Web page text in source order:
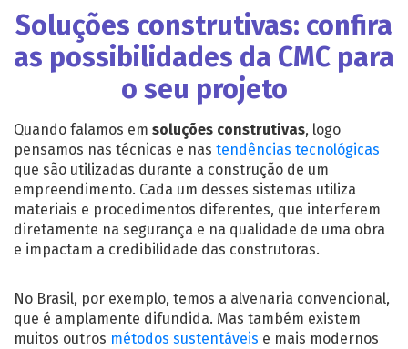
Soluções construtivas: confira
as possibilidades da CMC para
o seu projeto
Quando falamos em soluções construtivas, logo
pensamos nas técnicas e nas tendências tecnológicas
que são utilizadas durante a construção de um
empreendimento. Cada um desses sistemas utiliza
materiais e procedimentos diferentes, que interferem
diretamente na segurança e na qualidade de uma obra
e impactam a credibilidade das construtoras.
No Brasil, por exemplo, temos a alvenaria convencional,
que é amplamente difundida. Mas também existem
muitos outros métodos sustentáveis e mais modernos